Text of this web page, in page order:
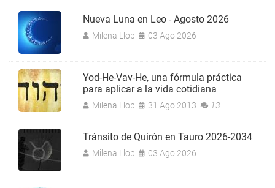
Nueva Luna en Leo - Agosto 2026
Milena Llop 03 Ago 2026
Yod-He-Vav-He, una fórmula práctica
para aplicar a la vida cotidiana
Milena Llop 31 Ago 2013 13
Tránsito de Quirón en Tauro 2026-2034
Milena Llop 03 Ago 2026